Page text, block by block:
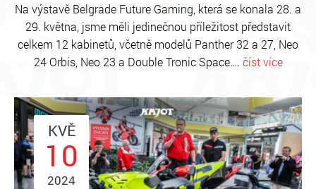
Na výstavě Belgrade Future Gaming, která se konala 28. a
29. května, jsme měli jedinečnou příležitost představit
celkem 12 kabinetů, včetně modelů Panther 32 a 27, Neo
24 Orbis, Neo 23 a Double Tronic Space…. číst více
KVĚ
10
2024